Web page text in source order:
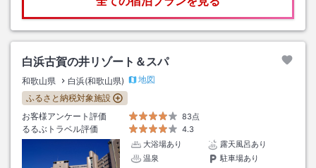
白浜古賀の井リゾート＆スパ
和歌山県 白浜(和歌山県)
地図
ふるさと納税対象施設
お客様アンケート評価
83点
るるぶトラベル評価
4.3
大浴場あり
露天風呂あり
温泉
駐車場あり